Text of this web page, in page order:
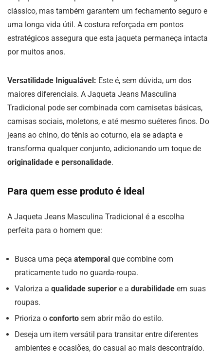
clássico, mas também garantem um fechamento seguro e
uma longa vida útil. A costura reforçada em pontos
estratégicos assegura que esta jaqueta permaneça intacta
por muitos anos.
Versatilidade Inigualável: Este é, sem dúvida, um dos
maiores diferenciais. A Jaqueta Jeans Masculina
Tradicional pode ser combinada com camisetas básicas,
camisas sociais, moletons, e até mesmo suéteres finos. Do
jeans ao chino, do tênis ao coturno, ela se adapta e
transforma qualquer conjunto, adicionando um toque de
originalidade e personalidade.
Para quem esse produto é ideal
A Jaqueta Jeans Masculina Tradicional é a escolha
perfeita para o homem que:
Busca uma peça atemporal que combine com
praticamente tudo no guarda-roupa.
Valoriza a qualidade superior e a durabilidade em suas
roupas.
Prioriza o conforto sem abrir mão do estilo.
Deseja um item versátil para transitar entre diferentes
ambientes e ocasiões, do casual ao mais descontraído.